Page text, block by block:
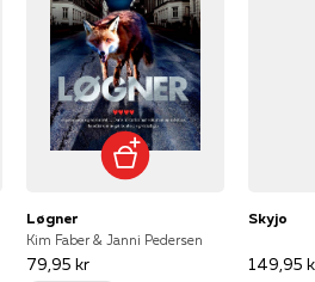
Løgner
Kim Faber & Janni Pedersen
79,95 kr
Skyjo
149,95